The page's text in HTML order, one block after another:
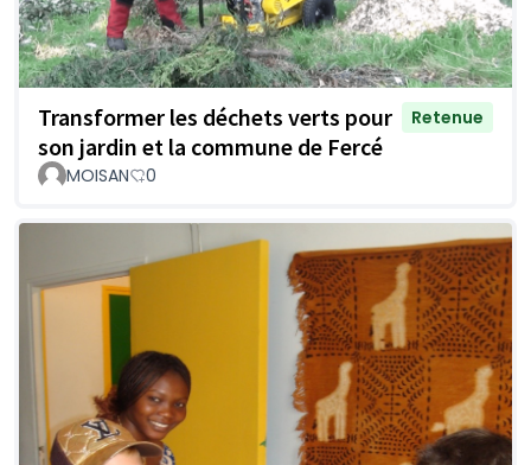
Transformer les déchets verts pour
son jardin et la commune de Fercé
Retenue
MOISAN 0